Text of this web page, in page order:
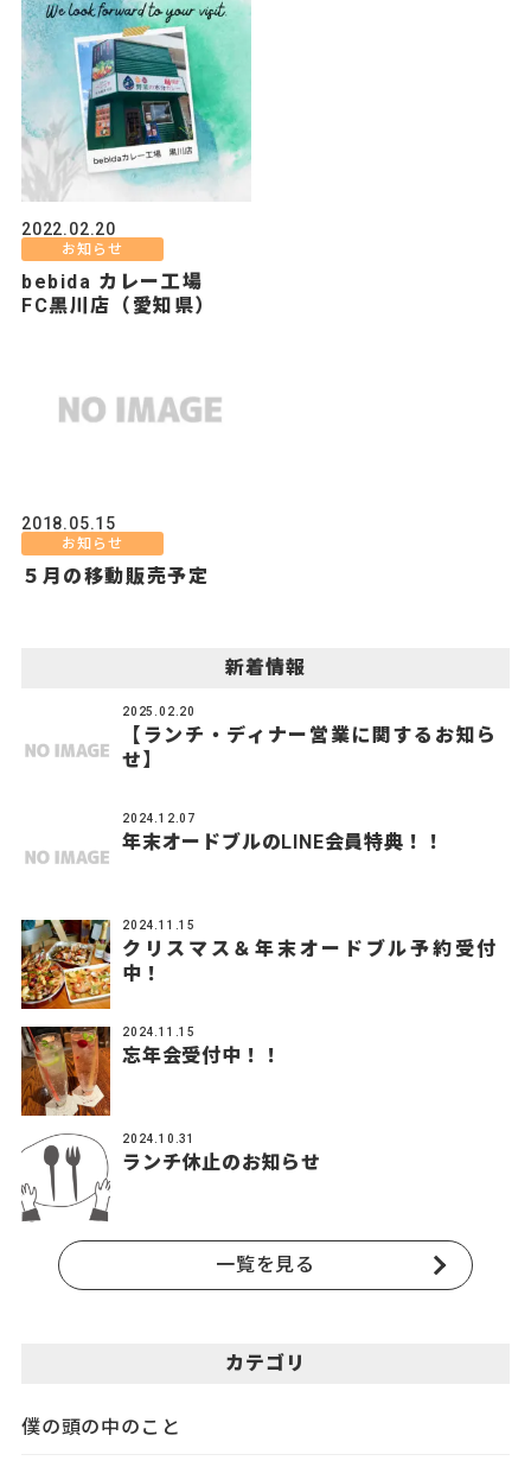
2022.02.20
お知らせ
bebida カレー工場
FC黒川店（愛知県）
2018.05.15
お知らせ
５月の移動販売予定
新着情報
2025.02.20
【ランチ・ディナー営業に関するお知ら
せ】
2024.12.07
年末オードブルのLINE会員特典！！
2024.11.15
クリスマス＆年末オードブル予約受付
中！
2024.11.15
忘年会受付中！！
2024.10.31
ランチ休止のお知らせ
一覧を見る
カテゴリ
僕の頭の中のこと